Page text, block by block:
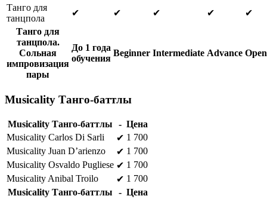
Танго для
танцпола
✔ ✔ ✔ ✔
✔
Танго для
танцпола.
Сольная
импровизация
пары
До 1 года
обучения
Beginner Intermediate Advance Open
Musicality Танго-баттлы
Musicality Танго-баттлы - Цена
Musicality Carlos Di Sarli
✔ 1 700
Musicality Juan D’arienzo
✔ 1 700
Musicality Osvaldo Pugliese ✔ 1 700
Musicality Anibal Troilo
✔ 1 700
Musicality Танго-баттлы
- Цена